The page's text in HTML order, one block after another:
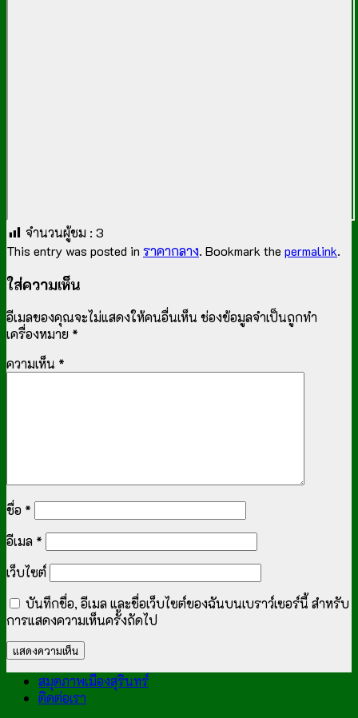
จำนวนผู้ชม : 3
This entry was posted in ราคากลาง. Bookmark the permalink.
ใส่ความเห็น
อีเมลของคุณจะไม่แสดงให้คนอื่นเห็น ช่องข้อมูลจำเป็นถูกทำ
เครื่องหมาย *
ความเห็น *
ชื่อ *
อีเมล *
เว็บไซต์
บันทึกชื่อ, อีเมล และชื่อเว็บไซต์ของฉันบนเบราว์เซอร์นี้ สำหรับ
การแสดงความเห็นครั้งถัดไป
สมุดภาพเมืองสุรินทร์
ติดต่อเรา